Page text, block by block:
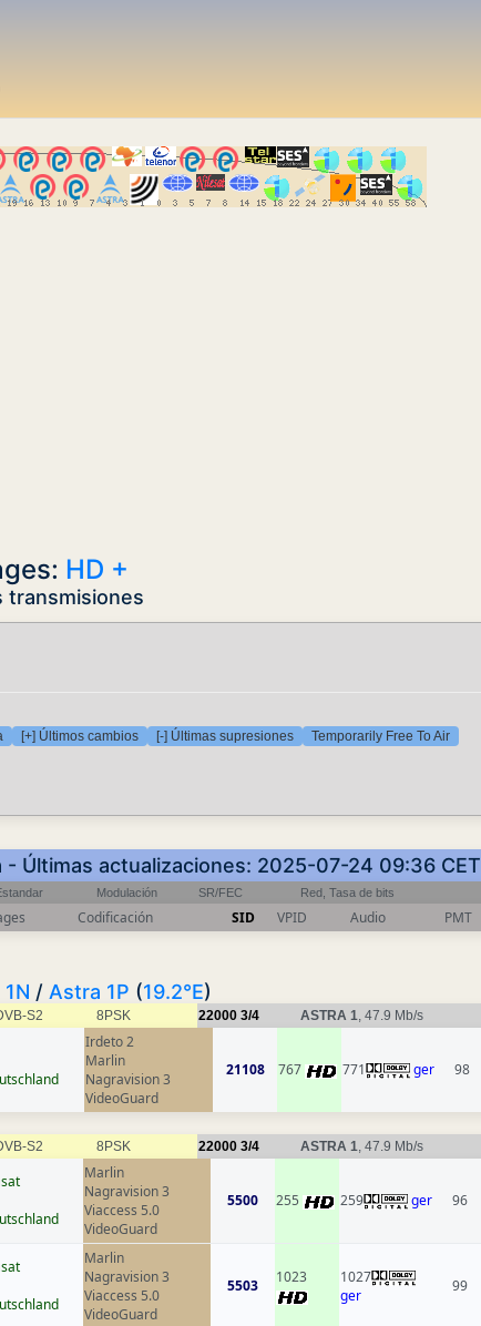
HD +
transmisiones
[+] Últimos cambios [-] Últimas supresiones Temporarily Free To Air
Últimas actualizaciones: 2025-07-24 09:36 CET
Modulación SR/FEC Red, Tasa de bits
Codificación SID VPID Audio PMT
/ Astra 1P (19.2°E)
S2 8PSK 22000 3/4 ASTRA 1, 47.9 Mb/s
Irdeto 2
Marlin
Nagravision 3
VideoGuard
21108 767 771 ger 98
S2 8PSK 22000 3/4 ASTRA 1, 47.9 Mb/s
Marlin
Nagravision 3
Viaccess 5.0
VideoGuard
5500 255 259 ger 96
Marlin
Nagravision 3
Viaccess 5.0
VideoGuard
5503 1023
1027
ger
99